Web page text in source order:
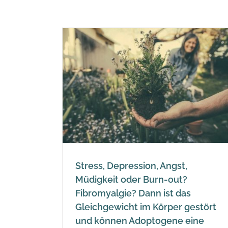
Stress, Depression, Angst,
Müdigkeit oder Burn-out?
Fibromyalgie? Dann ist das
Gleichgewicht im Körper gestört
und können Adoptogene eine
Welche Kräuter oder
sind adaptogen?
Adaptogens